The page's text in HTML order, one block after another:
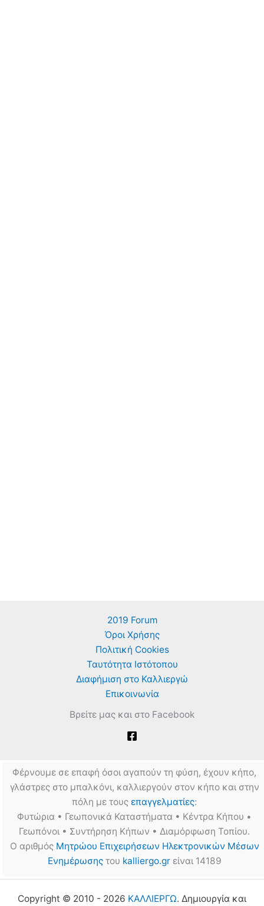
2019 Forum
Όροι Χρήσης
Πολιτική Cookies
Ταυτότητα Ιστότοπου
Διαφήμιση στο Καλλιεργώ
Επικοινωνία
Βρείτε μας και στο Facebook
Φέρνουμε σε επαφή όσοι αγαπούν τη φύση, έχουν κήπο,
γλάστρες στο μπαλκόνι, καλλιεργούν στον κήπο και στην
πόλη με τους επαγγελματίες:
Φυτώρια • Γεωπονικά Καταστήματα • Κέντρα Κήπου •
Γεωπόνοι • Συντήρηση Κήπων • Διαμόρφωση Τοπίου.
Ο αριθμός Μητρώου Επιχειρήσεων Ηλεκτρονικών Μέσων
Ενημέρωσηςτου kalliergo.grείναι 14189
Copyright © 2010 - 2026 ΚΑΛΛΙΕΡΓΩ. Δημιουργία και